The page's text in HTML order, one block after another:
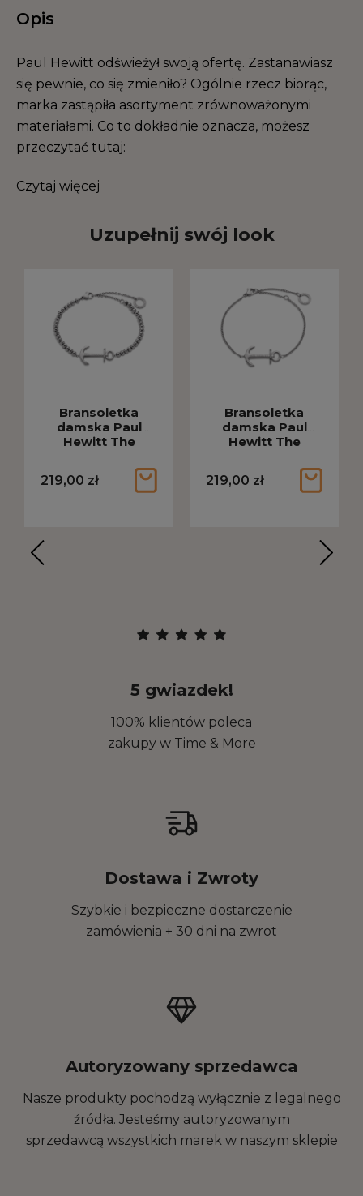
Opis
Paul Hewitt odświeżył swoją ofertę. Zastanawiasz
się pewnie, co się zmieniło? Ogólnie rzecz biorąc,
marka zastąpiła asortyment zrównoważonymi
materiałami. Co to dokładnie oznacza, możesz
przeczytać tutaj:
Czytaj więcej
Uzupełnij swój look
Bransoletka
damska Paul
Hewitt The
PH-JE-0081
219,00 zł
Bransoletka
damska Paul
Hewitt The
PH-JE-0084
219,00 zł
5 gwiazdek!
100% klientów poleca
zakupy w Time & More
Dostawa i Zwroty
Szybkie i bezpieczne dostarczenie
zamówienia + 30 dni na zwrot
Autoryzowany sprzedawca
Nasze produkty pochodzą wyłącznie z legalnego
źródła. Jesteśmy autoryzowanym
sprzedawcą wszystkich marek w naszym sklepie